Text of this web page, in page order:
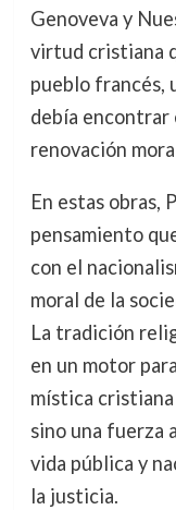
Genoveva y
virtud cristiana
pueblo francés,
debía encontrar
renovación
En estas obras,
pensamiento
con el
moral de la
La tradición
en un motor
mística
sino una fuerza
vida pública y
la justicia.